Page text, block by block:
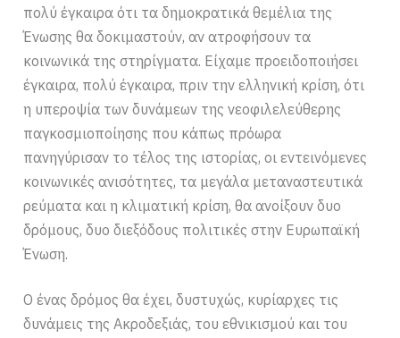
πολύ έγκαιρα ότι τα δημοκρατικά θεμέλια της
Ένωσης θα δοκιμαστούν, αν ατροφήσουν τα
κοινωνικά της στηρίγματα. Είχαμε προειδοποιήσει
έγκαιρα, πολύ έγκαιρα, πριν την ελληνική κρίση, ότι
η υπεροψία των δυνάμεων της νεοφιλελεύθερης
παγκοσμιοποίησης που κάπως πρόωρα
πανηγύρισαν το τέλος της ιστορίας, οι εντεινόμενες
κοινωνικές ανισότητες, τα μεγάλα μεταναστευτικά
ρεύματα και η κλιματική κρίση, θα ανοίξουν δυο
δρόμους, δυο διεξόδους πολιτικές στην Ευρωπαϊκή
Ένωση.
Ο ένας δρόμος θα έχει, δυστυχώς, κυρίαρχες τις
δυνάμεις της Ακροδεξιάς, του εθνικισμού και του